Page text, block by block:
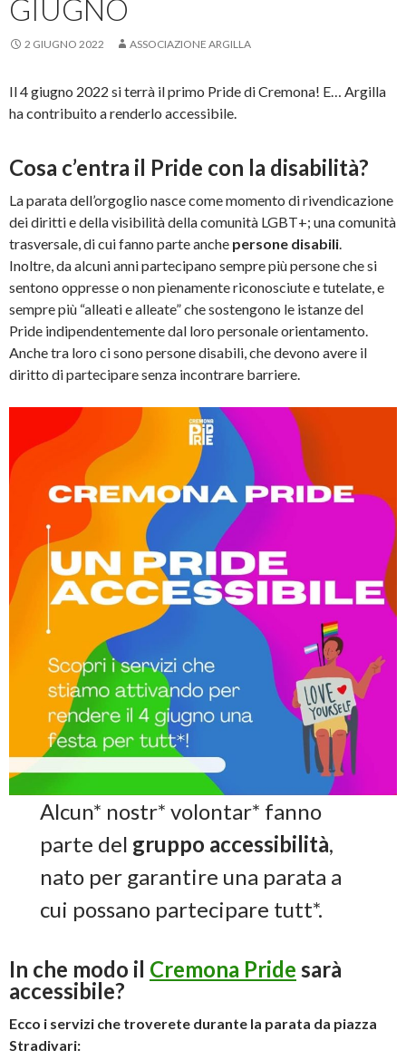
GIUGNO
2 GIUGNO 2022 ASSOCIAZIONE ARGILLA
Il 4 giugno 2022 si terrà il primo Pride di Cremona! E… Argilla
ha contribuito a renderlo accessibile.
Cosa c’entra il Pride con la disabilità?
La parata dell’orgoglio nasce come momento di rivendicazione
dei diritti e della visibilità della comunità LGBT+; una comunità
trasversale, di cui fanno parte anche persone disabili.
Inoltre, da alcuni anni partecipano sempre più persone che si
sentono oppresse o non pienamente riconosciute e tutelate, e
sempre più “alleati e alleate” che sostengono le istanze del
Pride indipendentemente dal loro personale orientamento.
Anche tra loro ci sono persone disabili, che devono avere il
diritto di partecipare senza incontrare barriere.
Alcun* nostr* volontar* fanno
parte del gruppo accessibilità,
nato per garantire una parata a
cui possano partecipare tutt*.
In che modo il Cremona Pride sarà
accessibile?
Ecco i servizi che troverete durante la parata da piazza
Stradivari: